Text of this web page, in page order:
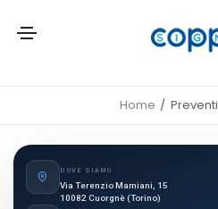
Home
DOVE SIAMO
Via Terenzio Mamiani, 15
10082 Cuorgnè (Torino)